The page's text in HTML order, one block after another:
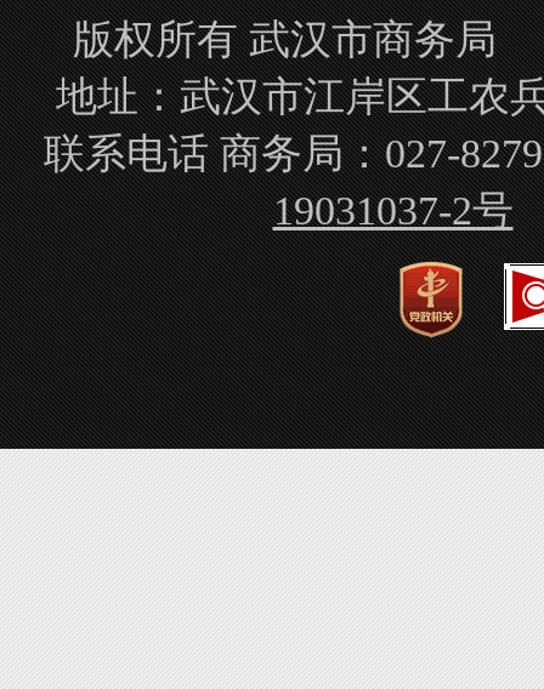
版权所有 武汉市商务局
地址：武汉市江岸区工
联系电话 商务局：027-
19031037-2号